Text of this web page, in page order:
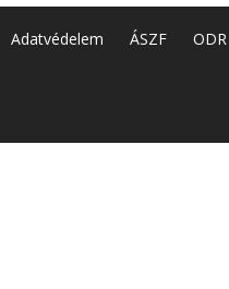
Adatvédelem ÁSZF ODR